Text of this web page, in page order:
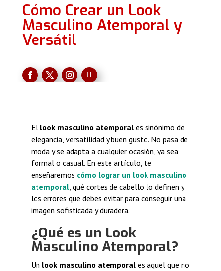
Cómo Crear un Look
Masculino Atemporal y
Versátil
El look masculino atemporales sinónimo de
elegancia, versatilidad y buen gusto. No pasa de
moda y se adapta a cualquier ocasión, ya sea
formal o casual. En este artículo, te
enseñaremos cómo lograr un look masculino
atemporal, qué cortes de cabello lo definen y
los errores que debes evitar para conseguir una
imagen sofisticada y duradera.
¿Qué es un Look
Masculino Atemporal?
Un look masculino atemporales aquel que no